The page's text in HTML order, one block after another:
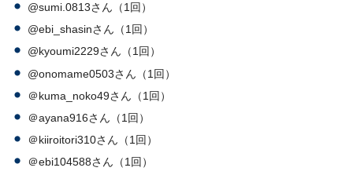
@sumi.0813さん（1回）
@ebi_shasinさん（1回）
@kyoumi2229さん（1回）
@onomame0503さん（1回）
＠kuma_noko49さん（1回）
＠ayana916さん（1回）
＠kiiroitori310さん（1回）
＠ebi104588さん（1回）